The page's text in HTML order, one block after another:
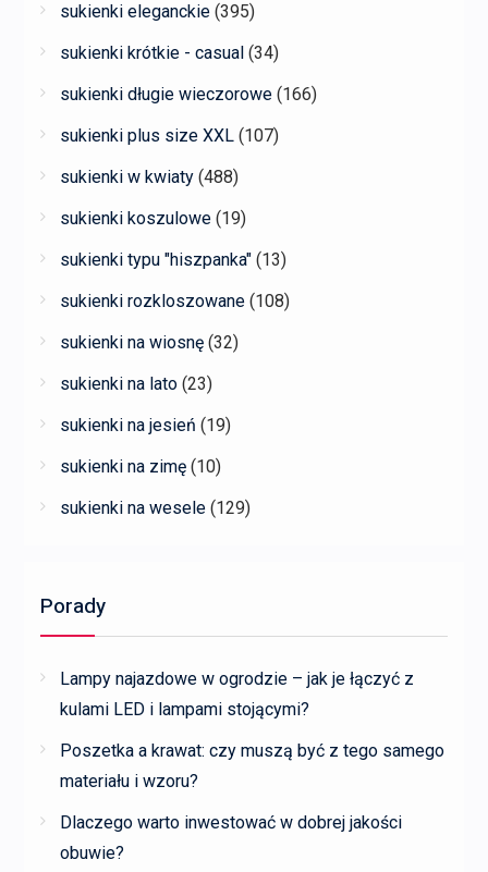
sukienki eleganckie (395)
sukienki krótkie - casual (34)
sukienki długie wieczorowe (166)
sukienki plus size XXL (107)
sukienki w kwiaty (488)
sukienki koszulowe (19)
sukienki typu "hiszpanka" (13)
sukienki rozkloszowane (108)
sukienki na wiosnę (32)
sukienki na lato (23)
sukienki na jesień (19)
sukienki na zimę (10)
sukienki na wesele (129)
Porady
Lampy najazdowe w ogrodzie – jak je łączyć z
kulami LED i lampami stojącymi?
Poszetka a krawat: czy muszą być z tego samego
materiału i wzoru?
Dlaczego warto inwestować w dobrej jakości
obuwie?